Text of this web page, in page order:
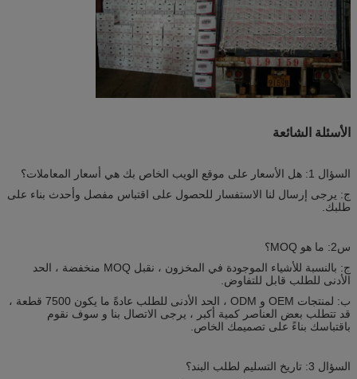
الأسئلة الشائعة
السؤال 1: هل الأسعار على موقع الويب الخاص بك هي أسعار المعاملات؟
ج: يرجى إرسال لنا الاستفسار للحصول على اقتباس مفصل وأحدث بناء على
طلبك.
س2: ما هو MOQ؟
ج: بالنسبة للأشياء الموجودة في المخزون ، نقبل MOQ منخفضة ، الحد
الأدنى للطلب قابل للتفاوض.
ب: لمنتجات OEM و ODM ، الحد الأدنى للطلب عادةً ما يكون 7500 قطعة ،
قد تتطلب بعض العناصر كمية أكبر ، يرجى الاتصال بنا و سوف نقوم
باقتباسك بناءً على تصميمك الخاص.
السؤال 3: تاريخ التسليم لطلب البند؟